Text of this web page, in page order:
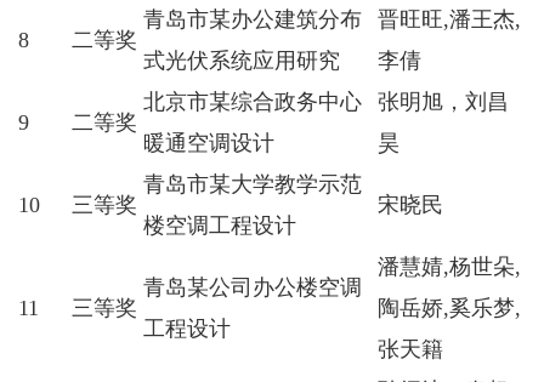
8 二等奖
青岛市某办公建筑分布
式光伏系统应用研究
晋旺旺,潘王杰,
李倩
9 二等奖
北京市某综合政务中心
暖通空调设计
张明旭，刘昌
昊
10 三等奖
青岛市某大学教学示范
楼空调工程设计
宋晓民
11 三等奖
青岛某公司办公楼空调
工程设计
潘慧婧,杨世朵,
陶岳娇,奚乐梦,
张天籍